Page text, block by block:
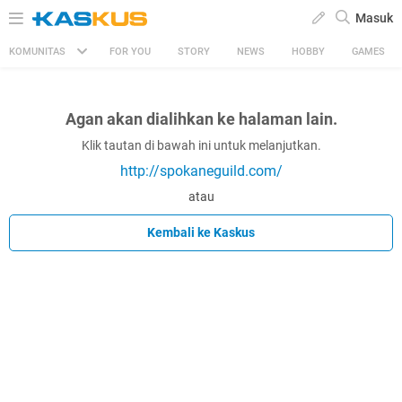
Masuk
KOMUNITAS FOR YOU STORY NEWS HOBBY GAMES
Agan akan dialihkan ke halaman lain.
Klik tautan di bawah ini untuk melanjutkan.
http://spokaneguild.com/
atau
Kembali ke Kaskus